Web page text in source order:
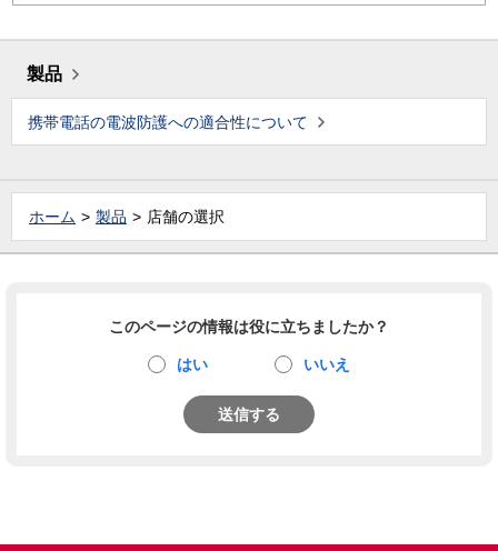
製品
携帯電話の電波防護への適合性について
ホーム 製品 店舗の選択
このページの情報は役に立ちましたか？
はい いいえ
送信する